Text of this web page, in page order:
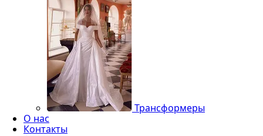
Трансформеры
О нас
Контакты